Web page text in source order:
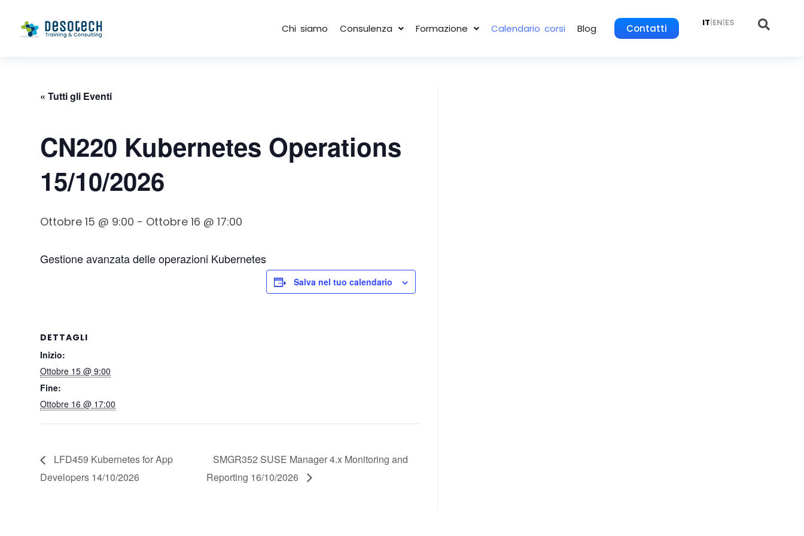
Chi siamo Consulenza Formazione Calendario corsi Blog Contatti IT|EN|ES
« Tutti gli Eventi
CN220 Kubernetes Operations
15/10/2026
Ottobre 15 @ 9:00 - Ottobre 16 @ 17:00
Gestione avanzata delle operazioni Kubernetes
Salva nel tuo calendario
DETTAGLI
Inizio:
Ottobre 15 @ 9:00
Fine:
Ottobre 16 @ 17:00
LFD459 Kubernetes for App
Developers 14/10/2026
SMGR352 SUSE Manager 4.x Monitoring and
Reporting 16/10/2026